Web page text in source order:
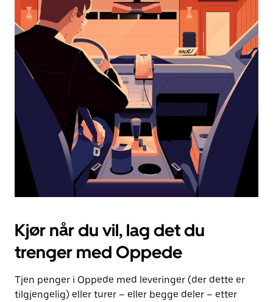
dato.
Trykk
på
Esc-
knappen
kalenderen.
Kjør når du vil, lag det du
trenger med Oppede
Tjen penger i Oppede med leveringer (der dette er
tilgjengelig) eller turer – eller begge deler – etter